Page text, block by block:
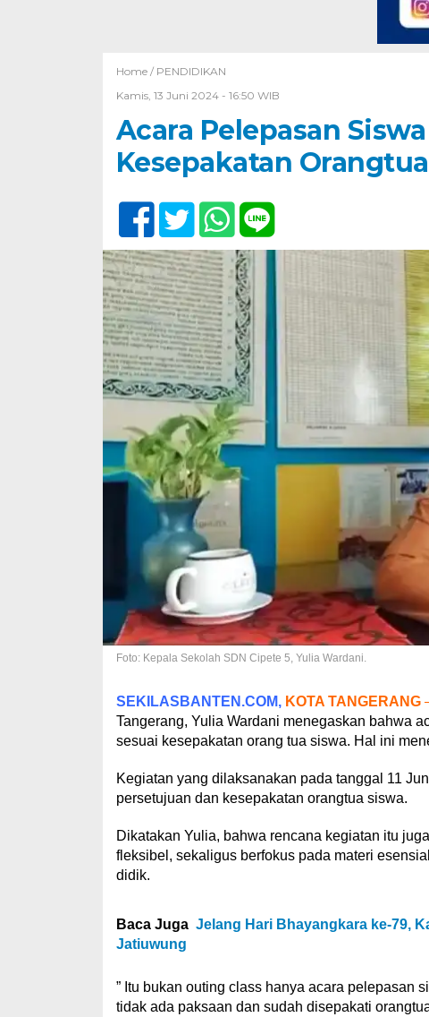
Home / PENDIDIKAN
Kamis, 13 Juni 2024 - 16:50 WIB
Acara Pelepasan
Kesepakatan
Foto: Kepala Sekolah SDN Cipete 5, Yulia Wardani.
SEKILASBANTEN.COM, KOTA TANGERANG
Tangerang, Yulia Wardani menegaskan bahwa
sesuai kesepakatan orang tua siswa. Hal ini
Kegiatan yang dilaksanakan pada tanggal 11
persetujuan dan kesepakatan orangtua siswa.
Dikatakan Yulia, bahwa rencana kegiatan itu
fleksibel, sekaligus berfokus pada materi
didik.
Baca Juga Jelang Hari Bhayangkara ke-79,
Jatiuwung
” Itu bukan outing class hanya acara pelepasan
tidak ada paksaan dan sudah disepakati